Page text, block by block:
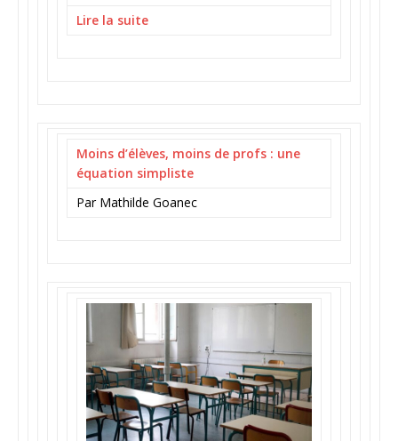
Lire la suite
Moins d’élèves, moins de profs : une
équation simpliste
Par Mathilde Goanec